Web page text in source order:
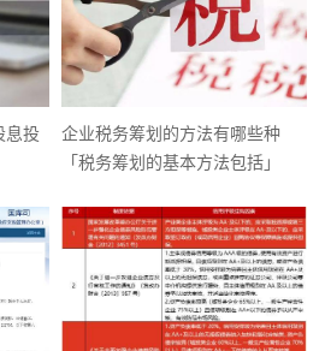
息投
企业税务筹划的方法有哪些种
「税务筹划的基本方法包括」